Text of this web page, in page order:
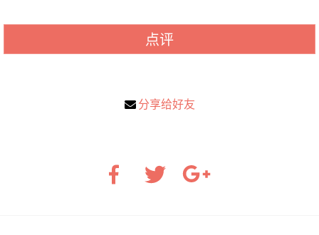
点评
分享给好友